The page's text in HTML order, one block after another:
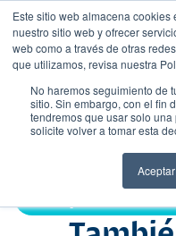
Este sitio web almacena
nuestro sitio web y ofrecer
web como a través de otras
que utilizamos, revisa nuestra
No haremos seguimiento de
sitio. Sin embargo, con el fin
tendremos que usar solo
solicite volver a tomar esta
Aceptar
Nombre